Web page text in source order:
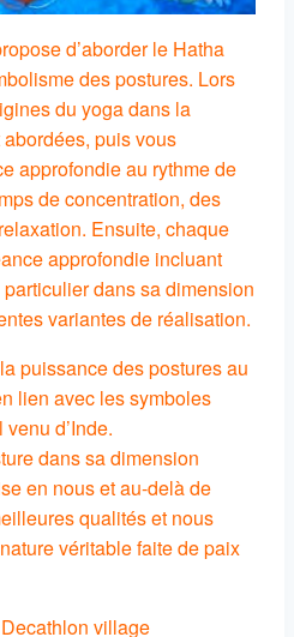
d’aborder le Hatha
des postures. Lors
du yoga dans la
puis vous
approfondie au rythme de
de concentration, des
Ensuite, chaque
approfondie incluant
particulier dans sa dimension
variantes de réalisation.
puissance des postures au
lien avec les symboles
d’Inde.
dans sa dimension
en nous et au-delà de
qualités et nous
véritable faite de paix
village